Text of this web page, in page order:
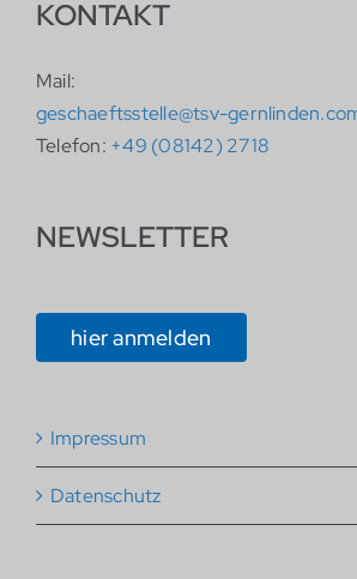
KONTAKT
Mail:
geschaeftsstelle@tsv-
Telefon: +49 (08142) 2718
NEWSLETTER
hier anmelden
Impressum
Datenschutz